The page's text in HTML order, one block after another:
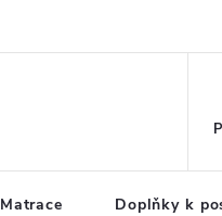
Matrace Doplňky k